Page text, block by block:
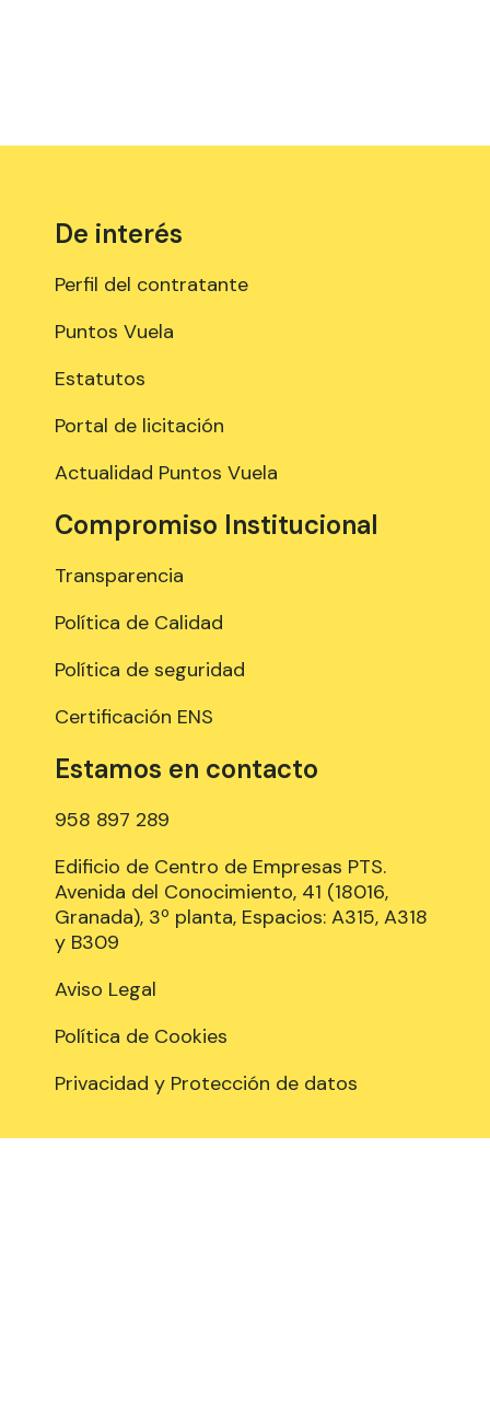
De interés
Perfil del contratante
Puntos Vuela
Estatutos
Portal de licitación
Actualidad Puntos Vuela
Compromiso Institucional
Transparencia
Política de Calidad
Política de seguridad
Certificación ENS
Estamos en contacto
958 897 289
Edificio de Centro de Empresas PTS.
Avenida del Conocimiento, 41 (18016,
Granada), 3º planta, Espacios: A315, A318
y B309
Aviso Legal
Política de Cookies
Privacidad y Protección de datos